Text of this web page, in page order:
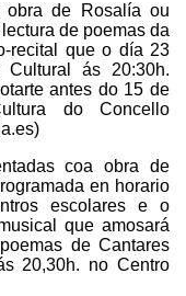
de Rosalía ou
de poemas da
recital que o día 23
ás 20:30h.
antes do 15 de
do Concello
coa obra de
en horario
escolares e o
que amosará
de Cantares
20,30h. no Centro